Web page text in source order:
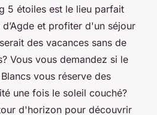
5 étoiles est le lieu parfait
et profiter d'un séjour
des vacances sans de
Vous vous demandez si le
vous réserve des
une fois le soleil couché?
d'horizon pour découvrir